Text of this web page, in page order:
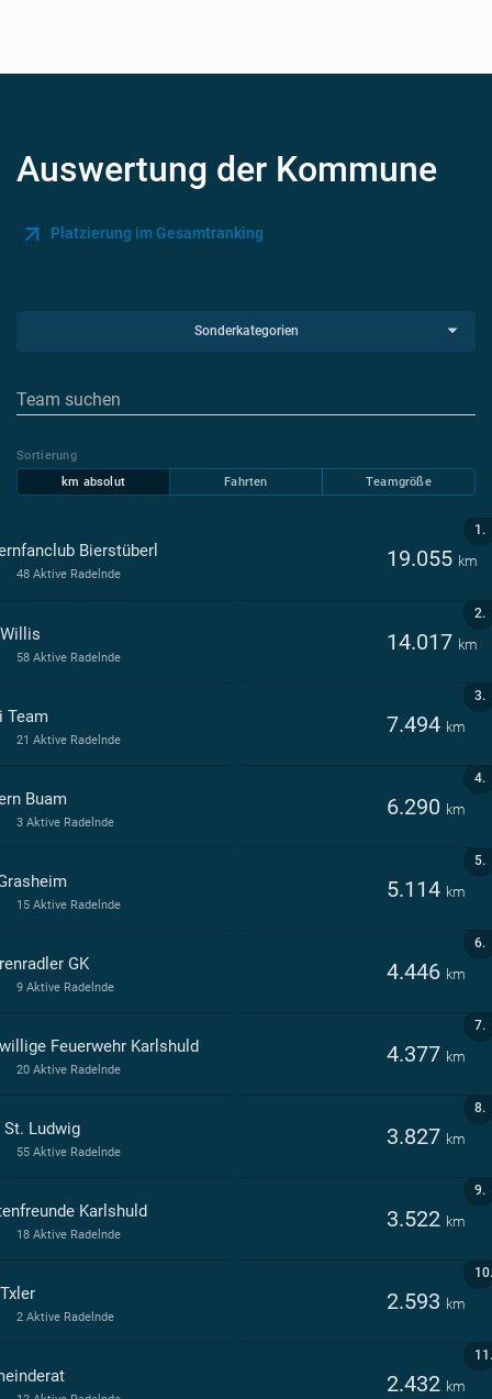
Auswertung der Kommune
Platzierung im Gesamtranking
Sonderkategorien
Sortierung
km absolut
Fahrten Teamgröße
1.
Bierstüberl 19.055 km
48 Aktive Radelnde
2.
14.017 km
58 Aktive Radelnde
3.
Team 7.494 km
21 Aktive Radelnde
4.
Buam 6.290 km
3 Aktive Radelnde
5.
5.114 km
15 Aktive Radelnde
6.
GK 4.446 km
9 Aktive Radelnde
7.
Feuerwehr Karlshuld 4.377 km
20 Aktive Radelnde
8.
Ludwig 3.827 km
55 Aktive Radelnde
9.
Karlshuld 3.522 km
18 Aktive Radelnde
10.
2.593 km
2 Aktive Radelnde
11.
2.432 km